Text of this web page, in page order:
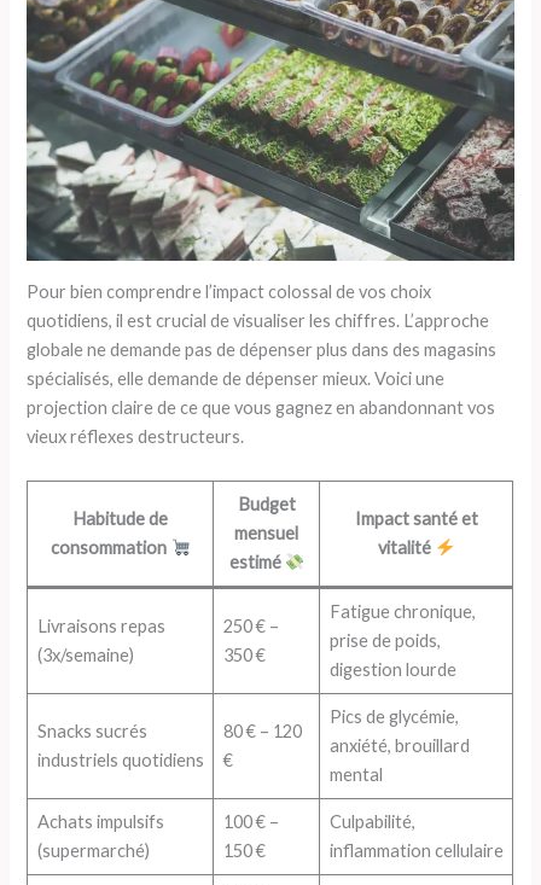
Pour bien comprendre l’impact colossal de vos choix
quotidiens, il est crucial de visualiser les chiffres. L’approche
globale ne demande pas de dépenser plus dans des magasins
spécialisés, elle demande de dépenser mieux. Voici une
projection claire de ce que vous gagnez en abandonnant vos
vieux réflexes destructeurs.
Habitude de
consommation
Budget
mensuel
estimé
Impact santé et
vitalité
Livraisons repas
(3x/semaine)
250 € –
350 €
Fatigue chronique,
prise de poids,
digestion lourde
Snacks sucrés
industriels quotidiens
80 € – 120
€
Pics de glycémie,
anxiété, brouillard
mental
Achats impulsifs
(supermarché)
100 € –
150 €
Culpabilité,
inflammation cellulaire